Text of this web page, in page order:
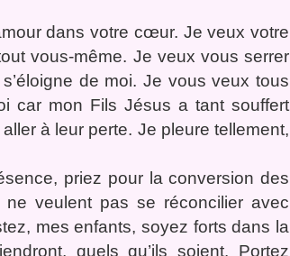
dans votre cœur. Je veux votre
vous-même. Je veux vous serrer
de moi. Je vous veux tous
car mon Fils Jésus a tant souffert
à leur perte. Je pleure tellement,
priez pour la conversion des
veulent pas se réconcilier avec
mes enfants, soyez forts dans la
quels qu’ils soient. Portez